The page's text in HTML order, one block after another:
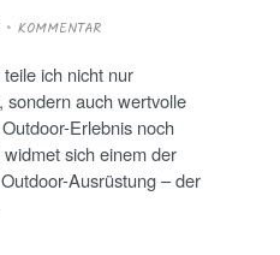
KOMMENTAR
ich nicht nur
sondern auch wertvolle
Erlebnis noch
sich einem der
Ausrüstung – der